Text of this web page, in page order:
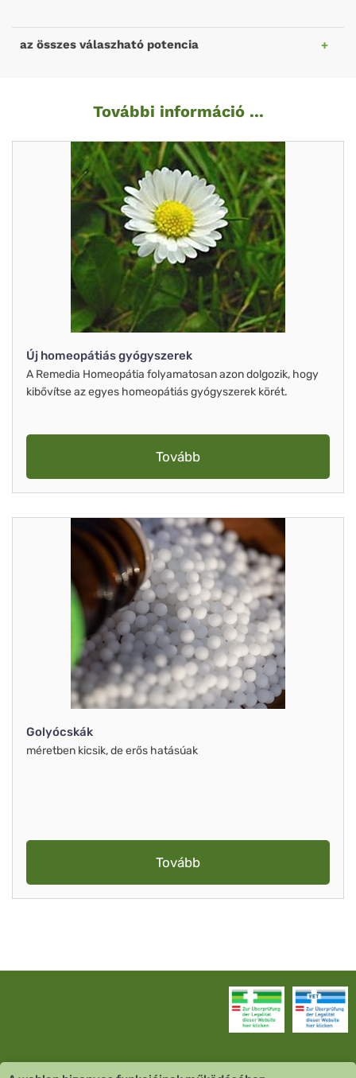
az összes válaszható potencia
További információ ...
Új homeopátiás gyógyszerek
A Remedia Homeopátia folyamatosan azon dolgozik, hogy
kibővítse az egyes homeopátiás gyógyszerek körét.
Tovább
Golyócskák
méretben kicsik, de erős hatásúak
Tovább